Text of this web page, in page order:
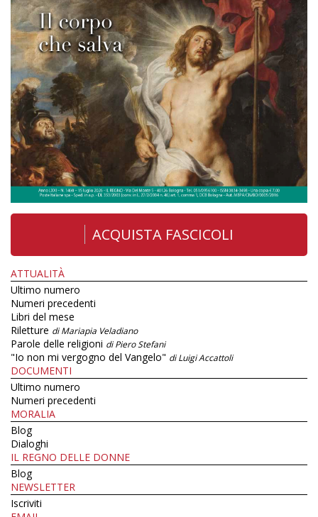
ACQUISTA FASCICOLI
ATTUALITÀ
Ultimo numero
Numeri precedenti
Libri del mese
Riletture di Mariapia Veladiano
Parole delle religioni di Piero Stefani
"Io non mi vergogno del Vangelo" di Luigi Accattoli
DOCUMENTI
Ultimo numero
Numeri precedenti
MORALIA
Blog
Dialoghi
IL REGNO DELLE DONNE
Blog
NEWSLETTER
Iscriviti